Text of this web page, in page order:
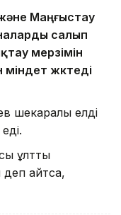
Маңғыстау
салып
мерзімін
жүктеді
шекаралық елді
еді.
ұлттық
айтсақ,